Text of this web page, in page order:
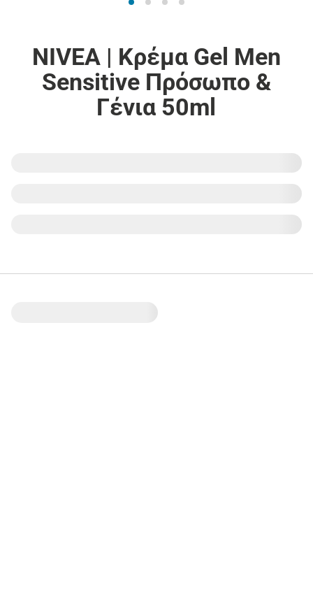
NIVEA | Κρέμα Gel Men
Sensitive Πρόσωπο &
Γένια 50ml